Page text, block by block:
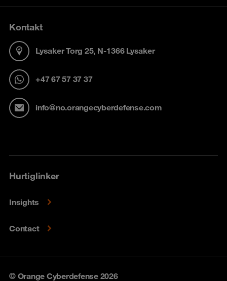
Kontakt
Lysaker Torg 25, N-1366 Lysaker
+47 67 57 37 37
info@no.orangecyberdefense.com
Hurtiglinker
Insights
Contact
© Orange Cyberdefense 2026